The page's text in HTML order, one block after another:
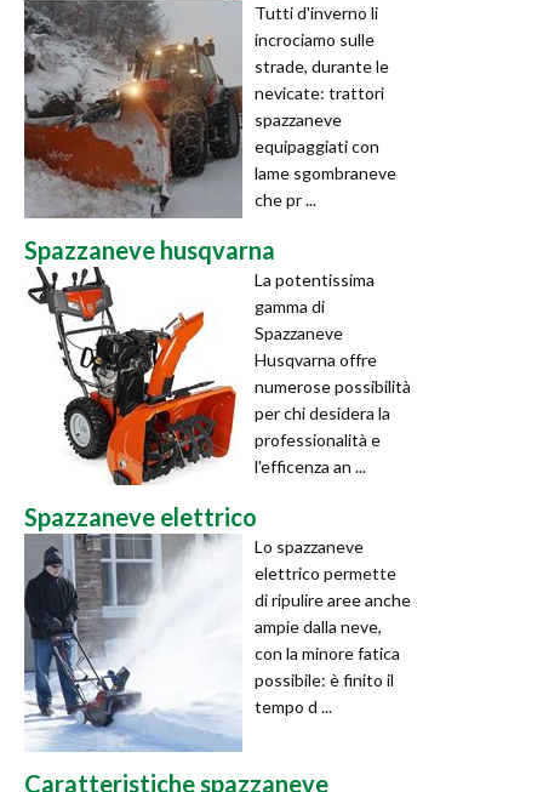
Tutti d'inverno li
incrociamo sulle
strade, durante le
nevicate: trattori
spazzaneve
equipaggiati con
lame sgombraneve
che pr ...
Spazzaneve husqvarna
La potentissima
gamma di
Spazzaneve
Husqvarna offre
numerose possibilità
per chi desidera la
professionalità e
l'efficenza an ...
Spazzaneve elettrico
Lo spazzaneve
elettrico permette
di ripulire aree anche
ampie dalla neve,
con la minore fatica
possibile: è finito il
tempo d ...
Caratteristiche spazzaneve